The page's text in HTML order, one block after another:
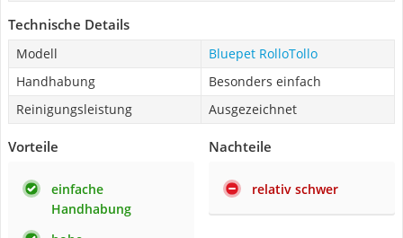
Technische Details
Modell
Bluepet RolloTollo
Handhabung
Besonders einfach
Reinigungsleistung
Ausgezeichnet
Vorteile
einfache
Handhabung
Nachteile
relativ schwer